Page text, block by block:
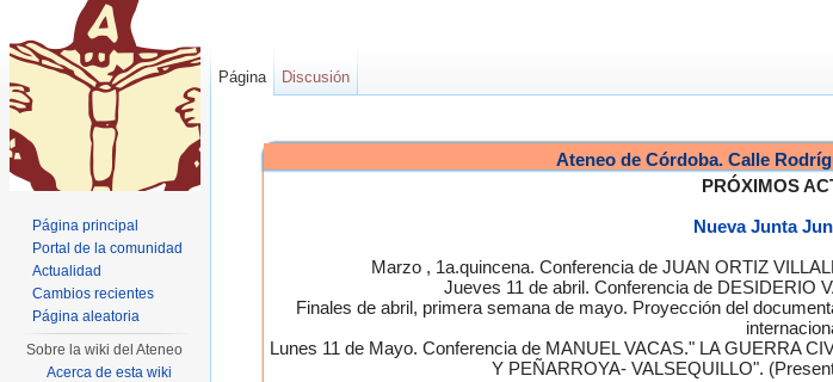
Ateneo de Córdoba. Calle
PRÓXIMOS
Nueva Junta
Marzo , 1a.quincena. Conferencia de JUAN ORTIZ
Jueves 11 de abril. Conferencia de DESIDERIO
Finales de abril, primera semana de mayo. Proyección del
Lunes 11 de Mayo. Conferencia de MANUEL VACAS." LA GUERRA
Y PEÑARROYA- VALSEQUILLO".
Página Discusión
Página principal
Portal de la comunidad
Actualidad
Cambios recientes
Página aleatoria
Sobre la wiki del Ateneo
Acerca de esta wiki